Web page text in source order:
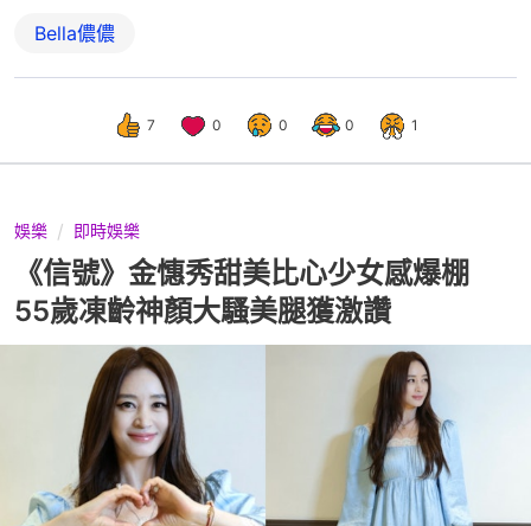
Bella儂儂
7 0 0 0 1
娛樂 即時娛樂
《信號》金憓秀甜美比心少女感爆棚
55歲凍齡神顏大騷美腿獲激讚